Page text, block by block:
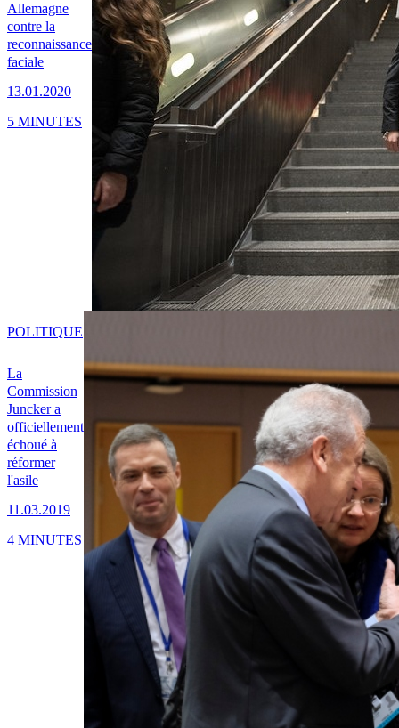
Allemagne
contre la
reconnaissance
faciale
13.01.2020
5 MINUTES
La
Commission
Juncker a
officiellement
échoué à
réformer
l'asile
11.03.2019
POLITIQUE
4 MINUTES